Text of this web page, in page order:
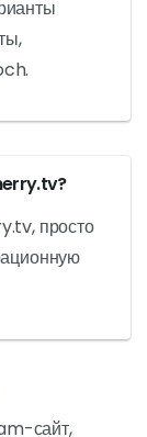
просто
сайт,